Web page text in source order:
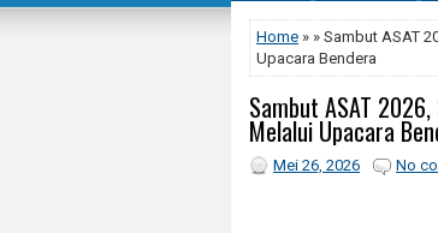
Home » » Sambut ASAT
Upacara Bendera
Sambut ASAT
Melalui Upacara
Mei 26, 2026 No